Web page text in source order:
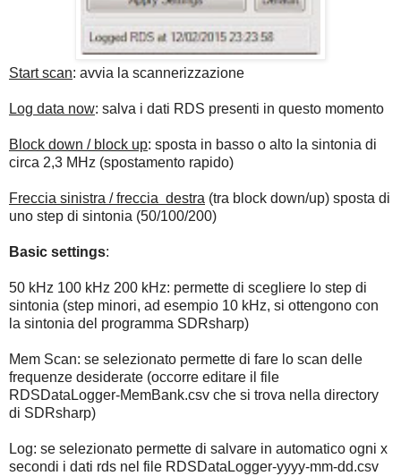
Start scan: avvia la scannerizzazione
Log data now: salva i dati RDS presenti in questo momento
Block down / block up: sposta in basso o alto la sintonia di
circa 2,3 MHz (spostamento rapido)
Freccia sinistra / freccia destra (tra block down/up) sposta di
uno step di sintonia (50/100/200)
Basic settings:
50 kHz 100 kHz 200 kHz: permette di scegliere lo step di
sintonia (step minori, ad esempio 10 kHz, si ottengono con
la sintonia del programma SDRsharp)
Mem Scan: se selezionato permette di fare lo scan delle
frequenze desiderate (occorre editare il file
RDSDataLogger-MemBank.csv che si trova nella directory
di SDRsharp)
Log: se selezionato permette di salvare in automatico ogni x
secondi i dati rds nel file RDSDataLogger-yyyy-mm-dd.csv